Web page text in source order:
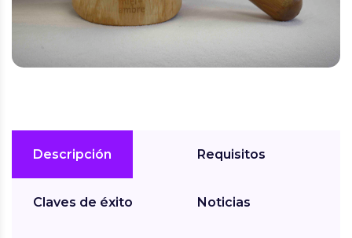
Descripción
Claves de éxito
Requisitos
Noticias